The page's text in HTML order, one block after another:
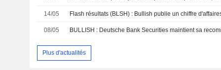
14/05
08/05 BULLISH : Deutsche Bank Securities maintient sa
Plus d'actualités